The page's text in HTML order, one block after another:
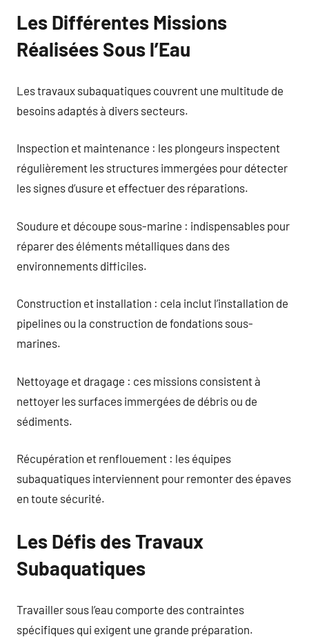
Les Différentes Missions
Réalisées Sous l’Eau
Les travaux subaquatiques couvrent une multitude de
besoins adaptés à divers secteurs.
Inspection et maintenance : les plongeurs inspectent
régulièrement les structures immergées pour détecter
les signes d’usure et effectuer des réparations.
Soudure et découpe sous-marine : indispensables pour
réparer des éléments métalliques dans des
environnements difficiles.
Construction et installation : cela inclut l’installation de
pipelines ou la construction de fondations sous-
marines.
Nettoyage et dragage : ces missions consistent à
nettoyer les surfaces immergées de débris ou de
sédiments.
Récupération et renflouement : les équipes
subaquatiques interviennent pour remonter des épaves
en toute sécurité.
Les Défis des Travaux
Subaquatiques
Travailler sous l’eau comporte des contraintes
spécifiques qui exigent une grande préparation.